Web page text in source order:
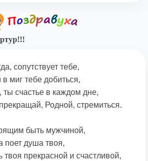
сопутствует тебе,
миг тебе добиться,
счастье в каждом дне,
Родной, стремиться.
быть мужчиной,
поет душа твоя,
твоя прекрасной и счастливой,